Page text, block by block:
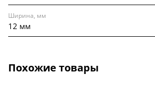
Ширина, мм
12 мм
Похожие товары